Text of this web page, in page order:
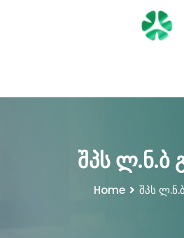
შპს ლ.ნ.ბ
Home შპს